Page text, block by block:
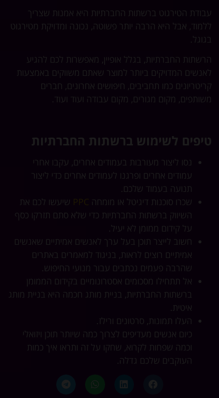
עבודת הטירגוט ברשתות החברתיות היא אמנות שצריך
ללמוד, אבל היא הרבה יותר פשוטה, נכונה ומדויקת מטירגוט
בגוגל.
הרשתות החברתיות, בגלל אופיין, מאפשרות לכם להגיע
לאנשים המדויקים ביותר למוצר שאתם משווקים באמצעות
קריטריונים כמו תחביבים, חיפושים אחרונים, חברים
משותפים, מקום מגורים, מקום עבודה ועוד ועוד.
טיפים לשימוש ברשתות החברתיות
נסו ליצור מעורבות בעמודים אחרים, עקבו אחרי
עמודים אחרים ופרגנו לעמודים אחרים כדי ליצור
תנועה בעמוד שלכם.
שכרו סוכנות דיגיטל או מומחה
שיעשו לכם את
השיווק ברשתות החברתיות כדי שלא סתם תזרקו כסף
על קידום ממומן לא יעיל.
חשוב לייצר תוכן בעל ערך לאנשים אמיתיים שאנשים
אמיתיים רוצים לראות, בניגוד למאמרים באתרים
שהרבה פעמים נכתבים עבור מנועי החיפוש.
אל תתחילו מסכומים אסטרונומיים בקידום הממומן
ברשתות החברתיות, בניית מותג חכמה היא בניית מותג
איטית.
העלו תמונות, סרטונים ורילז.
כיום אנשים מעדיפים לצרוך כמה שיותר תוכן ויזואלי
וכמה שפחות לקרוא, שחקו על זה ותראו איך כמות
העוקבים שלכם גדלה.